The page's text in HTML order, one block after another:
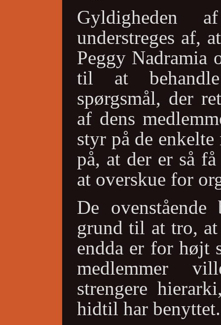
Gyldigheden
understreges af,
Peggy Nadramia
til at
spørgsmål, der
af dens
styr på de
på, at der er så
at overskue for
De
grund til at tro, at
endda er for højt
medlemmer
strengere
hidtil har benyttet.